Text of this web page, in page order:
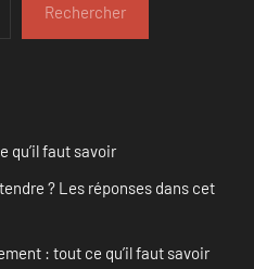
Rechercher
qu’il faut savoir
? Les réponses dans cet
: tout ce qu’il faut savoir